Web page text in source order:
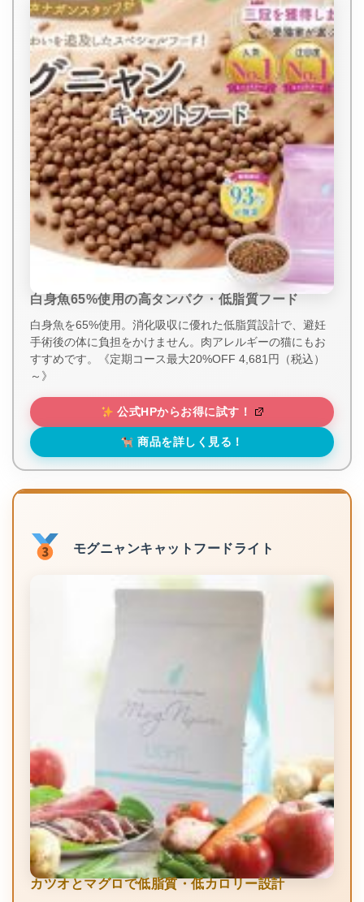
白身魚65%使用の高タンパク・低脂質フード
白身魚を65%使用。消化吸収に優れた低脂質設計で、避妊
手術後の体に負担をかけません。肉アレルギーの猫にもお
すすめです。《定期コース最大20%OFF 4,681円（税込）
～》
公式HPからお得に試す！
商品を詳しく見る！
モグニャンキャットフードライト
カツオとマグロで低脂質・低カロリー設計